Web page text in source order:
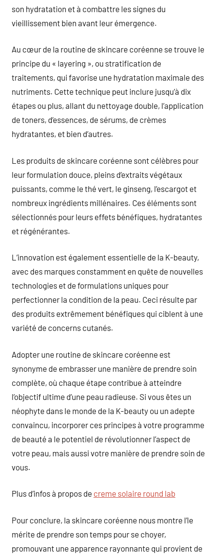
son hydratation et à combattre les signes du
vieillissement bien avant leur émergence.
Au cœur de la routine de skincare coréenne se trouve le
principe du « layering », ou stratification de
traitements, qui favorise une hydratation maximale des
nutriments. Cette technique peut inclure jusqu’à dix
étapes ou plus, allant du nettoyage double, l’application
de toners, d’essences, de sérums, de crèmes
hydratantes, et bien d’autres.
Les produits de skincare coréenne sont célèbres pour
leur formulation douce, pleins d’extraits végétaux
puissants, comme le thé vert, le ginseng, l’escargot et
nombreux ingrédients millénaires. Ces éléments sont
sélectionnés pour leurs effets bénéfiques, hydratantes
et régénérantes.
L’innovation est également essentielle de la K-beauty,
avec des marques constamment en quête de nouvelles
technologies et de formulations uniques pour
perfectionner la condition de la peau. Ceci résulte par
des produits extrêmement bénéfiques qui ciblent à une
variété de concerns cutanés.
Adopter une routine de skincare coréenne est
synonyme de embrasser une manière de prendre soin
complète, où chaque étape contribue à atteindre
l’objectif ultime d’une peau radieuse. Si vous êtes un
néophyte dans le monde de la K-beauty ou un adepte
convaincu, incorporer ces principes à votre programme
de beauté a le potentiel de révolutionner l’aspect de
votre peau, mais aussi votre manière de prendre soin de
vous.
Plus d’infos à propos de creme solaire round lab
Pour conclure, la skincare coréenne nous montre l’le
mérite de prendre son temps pour se choyer,
promouvant une apparence rayonnante qui provient de